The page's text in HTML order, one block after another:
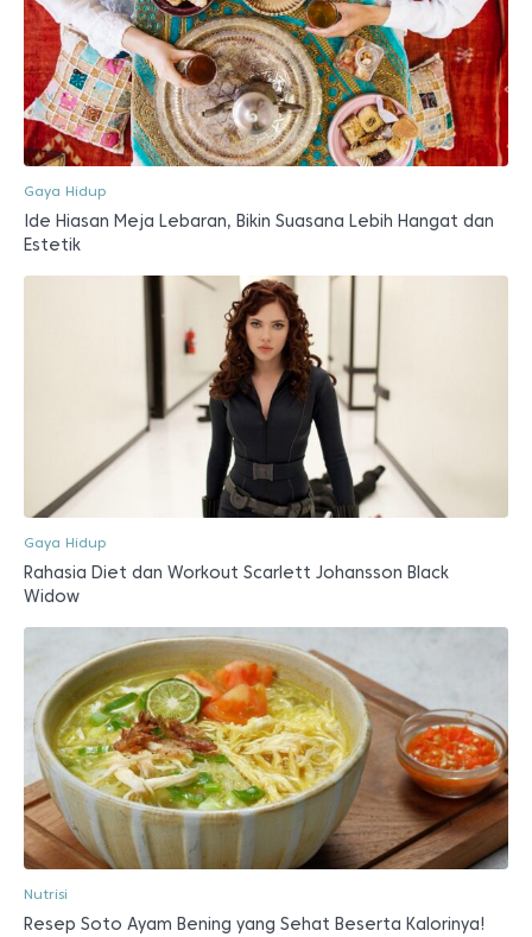
Gaya Hidup
Ide Hiasan Meja Lebaran, Bikin Suasana Lebih Hangat dan
Estetik
Gaya Hidup
Rahasia Diet dan Workout Scarlett Johansson Black
Widow
Nutrisi
Resep Soto Ayam Bening yang Sehat Beserta Kalorinya!